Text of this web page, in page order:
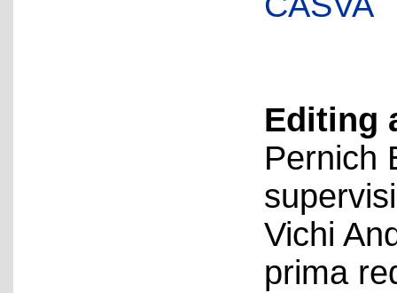
Editing
Pernich
Vichi
prima